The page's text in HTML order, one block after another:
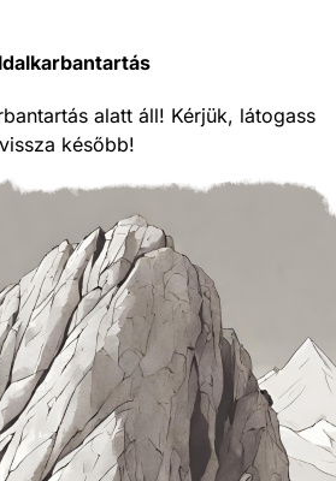
alatt áll! Kérjük, látogass
vissza később!